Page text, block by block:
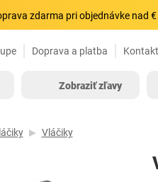
zdarma pri objednávke nad €
Doprava a platba Kontakt
Zobraziť zľavy
Vláčiky